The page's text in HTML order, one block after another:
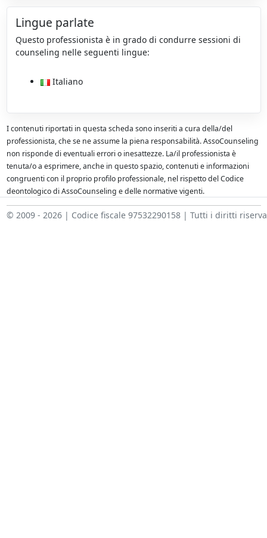
Lingue parlate
Questo professionista è in grado di condurre sessioni di
counseling nelle seguenti lingue:
Italiano
I contenuti riportati in questa scheda sono inseriti a cura della/del
professionista, che se ne assume la piena responsabilità. AssoCounseling
non risponde di eventuali errori o inesattezze. La/il professionista è
tenuta/o a esprimere, anche in questo spazio, contenuti e informazioni
congruenti con il proprio profilo professionale, nel rispetto del Codice
deontologico di AssoCounseling e delle normative vigenti.
© 2009 - 2026 | Codice fiscale 97532290158 | Tutti i diritti